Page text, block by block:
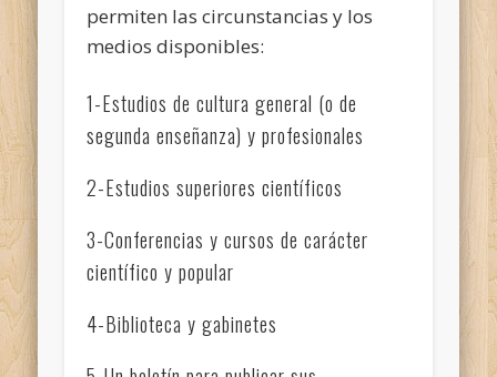
permiten las circunstancias y los
medios disponibles:
1-Estudios de cultura general (o de
segunda enseñanza) y profesionales
2-Estudios superiores científicos
3-Conferencias y cursos de carácter
científico y popular
4-Biblioteca y gabinetes